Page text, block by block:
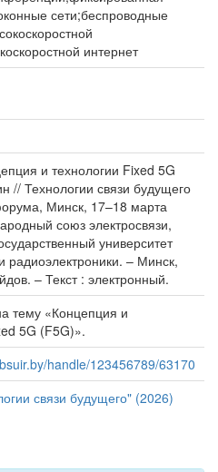
сети;беспроводные
интернет
и технологии Fixed 5G
// Технологии связи будущего
Минск, 17–18 марта
союз электросвязи,
университет
радиоэлектроники. – Минск,
– Текст : электронный.
тему «Концепция и
5G (F5G)».
handle/123456789/63170
связи будущего" (2026)